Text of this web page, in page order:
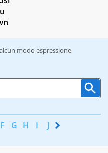
modo espressione
F G H I J K